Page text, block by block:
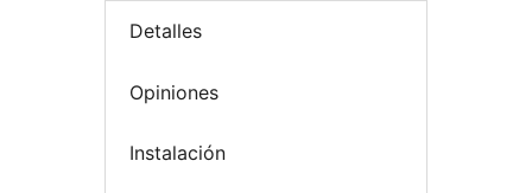
Detalles
Opiniones
Instalación